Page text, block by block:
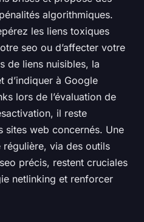
algorithmiques.
les liens toxiques
seo ou d’affecter votre
de liens nuisibles, la
d’indiquer à Google
lors de l’évaluation de
il reste
sites web concernés. Une
régulière, via des outils
précis, restent cruciales
netlinking et renforcer